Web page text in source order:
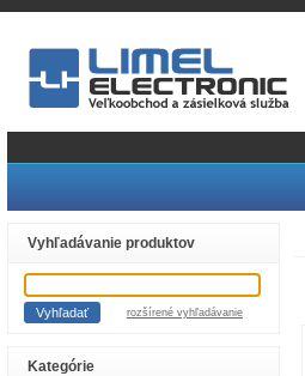
Vyhľadávanie produktov
rozšírené vyhľadávanie
Kategórie